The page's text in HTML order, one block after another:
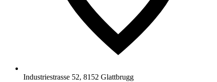
Industriestrasse 52, 8152 Glattbrugg